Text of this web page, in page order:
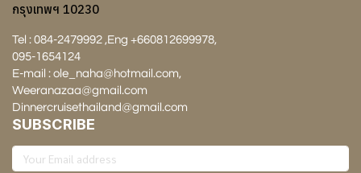
กรุงเทพฯ 10230
Tel : 084-2479992 ,Eng +660812699978,
095-1654124
E-mail : ole_naha@hotmail.com,
Weeranazaa@gmail.com
Dinnercruisethailand@gmail.com
SUBSCRIBE